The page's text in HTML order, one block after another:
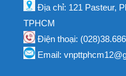
Địa chỉ: 121 Pasteur,
TPHCM
Điện thoại:
Email: